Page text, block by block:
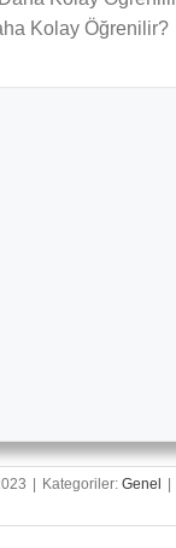
Kolay Öğrenilir?
Kategoriler: Genel